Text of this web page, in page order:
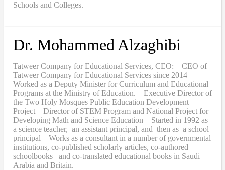
Schools and Colleges.
Dr. Mohammed Alzaghibi
Tatweer Company for Educational Services, CEO: – CEO of
Tatweer Company for Educational Services since 2014 –
Worked as a Deputy Minister for Curriculum and Educational
Programs at the Ministry of Education. – Executive Director of
the Two Holy Mosques Public Education Development
Project – Director of STEM Program and National Project for
Developing Math and Science Education – Started in 1992 as
a science teacher, an assistant principal, and then as a school
principal – Works as a consultant in a number of governmental
institutions, co-published scholarly articles, co-authored
schoolbooks and co-translated educational books in Saudi
Arabia and Britain.